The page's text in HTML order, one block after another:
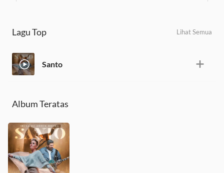
Lagu Top Lihat Semua
Santo
Album Teratas